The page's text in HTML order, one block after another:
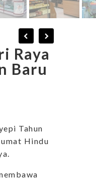
Raya
Baru
Tahun
Hindu